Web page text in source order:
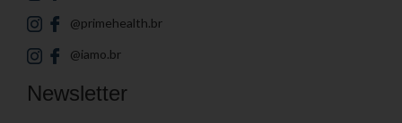
@primehealth.br
@iamo.br
Newsletter